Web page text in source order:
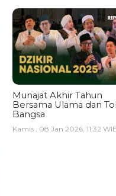
Munajat Akhir Tahun
Bersama Ulama dan
Bangsa
Kamis , 08 Jan 2026, 11:32